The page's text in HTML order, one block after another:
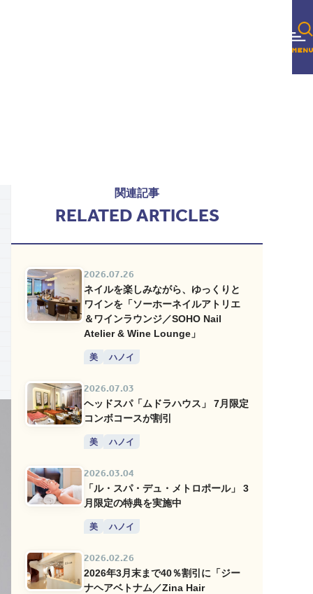
関連記事
RELATED ARTICLES
2026.07.26
ネイルを楽しみながら、ゆっくりと
ワインを「ソーホーネイルアトリエ
＆ワインラウンジ／SOHO Nail
Atelier & Wine Lounge」
美 ハノイ
2026.07.03
ヘッドスパ「ムドラハウス」 7月限定
コンボコースが割引
美 ハノイ
2026.03.04
「ル・スパ・デュ・メトロポール」 3
月限定の特典を実施中
美 ハノイ
2026.02.26
2026年3月末まで40％割引に「ジー
ナヘアベトナム／Zina Hair